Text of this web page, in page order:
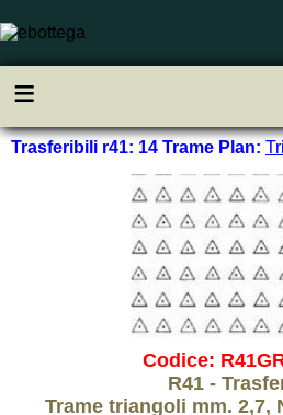
≡
Trasferibili r41: 14 Trame Plan:
Codice:
R41 -
Trame triangoli mm. 2,7,